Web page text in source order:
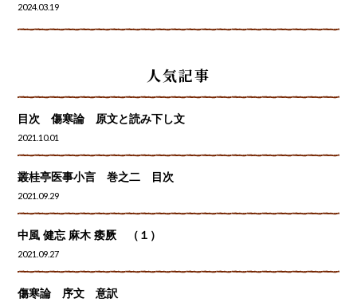
2024.03.19
人気記事
目次 傷寒論 原文と読み下し文
2021.10.01
叢桂亭医事小言 巻之二 目次
2021.09.29
中風 健忘 麻木 痿厥 （１）
2021.09.27
傷寒論 序文 意訳